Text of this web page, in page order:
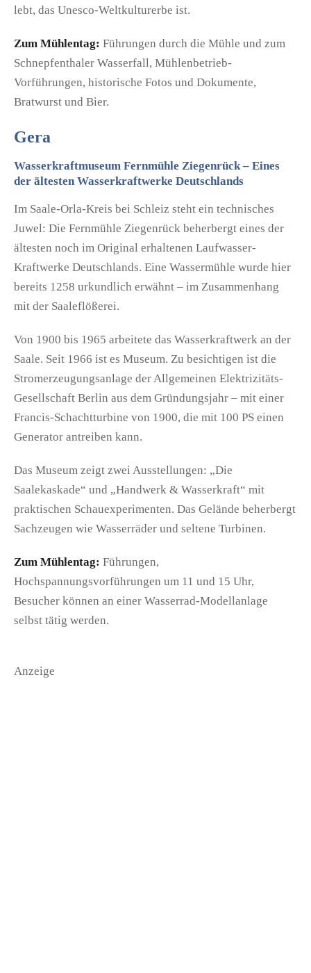
lebt, das Unesco-Weltkulturerbe ist.
Zum Mühlentag: Führungen durch die Mühle und zum
Schnepfenthaler Wasserfall, Mühlenbetrieb-
Vorführungen, historische Fotos und Dokumente,
Bratwurst und Bier.
Gera
Wasserkraftmuseum Fernmühle Ziegenrück – Eines
der ältesten Wasserkraftwerke Deutschlands
Im Saale-Orla-Kreis bei Schleiz steht ein technisches
Juwel: Die Fernmühle Ziegenrück beherbergt eines der
ältesten noch im Original erhaltenen Laufwasser-
Kraftwerke Deutschlands. Eine Wassermühle wurde hier
bereits 1258 urkundlich erwähnt – im Zusammenhang
mit der Saaleflößerei.
Von 1900 bis 1965 arbeitete das Wasserkraftwerk an der
Saale. Seit 1966 ist es Museum. Zu besichtigen ist die
Stromerzeugungsanlage der Allgemeinen Elektrizitäts-
Gesellschaft Berlin aus dem Gründungsjahr – mit einer
Francis-Schachtturbine von 1900, die mit 100 PS einen
Generator antreiben kann.
Das Museum zeigt zwei Ausstellungen: „Die
Saalekaskade“ und „Handwerk & Wasserkraft“ mit
praktischen Schauexperimenten. Das Gelände beherbergt
Sachzeugen wie Wasserräder und seltene Turbinen.
Zum Mühlentag: Führungen,
Hochspannungsvorführungen um 11 und 15 Uhr,
Besucher können an einer Wasserrad-Modellanlage
selbst tätig werden.
Anzeige